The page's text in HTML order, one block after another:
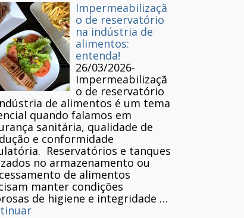
Impermeabilizaçã
o de reservatório
na indústria de
alimentos:
entenda!
26/03/2026-
Impermeabilizaçã
o de reservatório
de alimentos é um tema
quando falamos em
sanitária, qualidade de
e conformidade
Reservatórios e tanques
no armazenamento ou
de alimentos
manter condições
de higiene e integridade …